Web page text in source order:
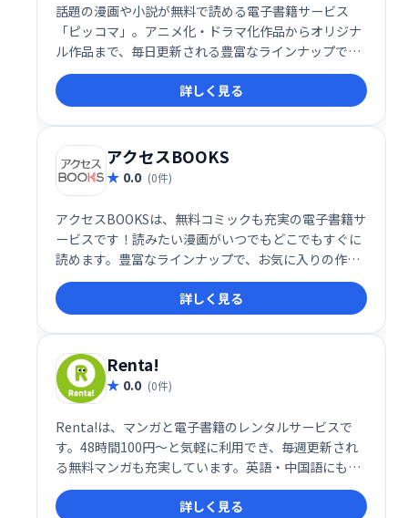
話題の漫画や小説が無料で読める電子書籍サービス
「ピッコマ」。アニメ化・ドラマ化作品からオリジナ
ル作品まで、毎日更新される豊富なラインナップで、
充実の読書体験を提供します。
詳しく見る
アクセスBOOKS
0.0 (0件)
アクセスBOOKSは、無料コミックも充実の電子書籍サ
ービスです！読みたい漫画がいつでもどこでもすぐに
読めます。豊富なラインナップで、お気に入りの作品
を快適にお楽しみください。
詳しく見る
Renta!
0.0 (0件)
Renta!は、マンガと電子書籍のレンタルサービスで
す。48時間100円～と気軽に利用でき、毎週更新され
る無料マンガも充実しています。英語・中国語にも対
応し、お得にマンガを楽しみたい方におすすめです。
詳しく見る